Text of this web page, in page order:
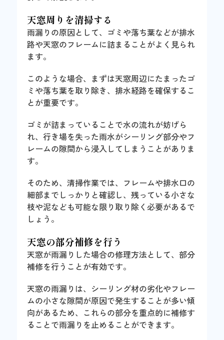
天窓周りを清掃する
雨漏りの原因として、ゴミや落ち葉などが排水
路や天窓のフレームに詰まることがよく見られ
ます。
このような場合、まずは天窓周辺にたまったゴ
ミや落ち葉を取り除き、排水経路を確保するこ
とが重要です。
ゴミが詰まっていることで水の流れが妨げら
れ、行き場を失った雨水がシーリング部分やフ
レームの隙間から浸入してしまうことがありま
す。
そのため、清掃作業では、フレームや排水口の
細部までしっかりと確認し、残っている小さな
枝や泥なども可能な限り取り除く必要があるで
しょう。
天窓の部分補修を行う
天窓が雨漏りした場合の修理方法として、部分
補修を行うことが有効です。
天窓の雨漏りは、シーリング材の劣化やフレー
ムの小さな隙間が原因で発生することが多い傾
向があるため、これらの部分を重点的に補修す
ることで雨漏りを止めることができます。